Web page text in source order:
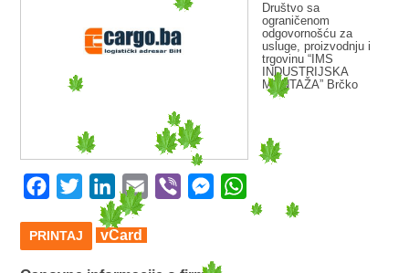
Društvo sa
ograničenom
odgovornošću za
usluge, proizvodnju i
trgovinu “IMS
INDUSTRIJSKA
MONTAŽA” Brčko
Facebook
Twitter LinkedIn
Email Viber Messenger
PRINTAJ vCard